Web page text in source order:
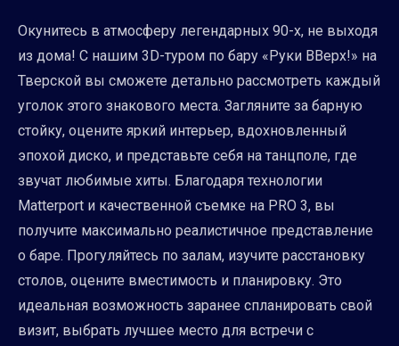
Окунитесь в атмосферу легендарных 90-х, не выходя
из дома! С нашим 3D-туром по бару «Руки ВВерх!» на
Тверской вы сможете детально рассмотреть каждый
уголок этого знакового места. Загляните за барную
стойку, оцените яркий интерьер, вдохновленный
эпохой диско, и представьте себя на танцполе, где
звучат любимые хиты. Благодаря технологии
Matterport и качественной съемке на PRO 3, вы
получите максимально реалистичное представление
о баре. Прогуляйтесь по залам, изучите расстановку
столов, оцените вместимость и планировку. Это
идеальная возможность заранее спланировать свой
визит, выбрать лучшее место для встречи с